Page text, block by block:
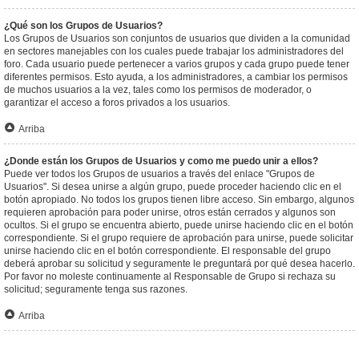
¿Qué son los Grupos de Usuarios?
Los Grupos de Usuarios son conjuntos de usuarios que dividen a la comunidad
en sectores manejables con los cuales puede trabajar los administradores del
foro. Cada usuario puede pertenecer a varios grupos y cada grupo puede tener
diferentes permisos. Esto ayuda, a los administradores, a cambiar los permisos
de muchos usuarios a la vez, tales como los permisos de moderador, o
garantizar el acceso a foros privados a los usuarios.
Arriba
¿Donde están los Grupos de Usuarios y como me puedo unir a ellos?
Puede ver todos los Grupos de usuarios a través del enlace "Grupos de
Usuarios". Si desea unirse a algún grupo, puede proceder haciendo clic en el
botón apropiado. No todos los grupos tienen libre acceso. Sin embargo, algunos
requieren aprobación para poder unirse, otros están cerrados y algunos son
ocultos. Si el grupo se encuentra abierto, puede unirse haciendo clic en el botón
correspondiente. Si el grupo requiere de aprobación para unirse, puede solicitar
unirse haciendo clic en el botón correspondiente. El responsable del grupo
deberá aprobar su solicitud y seguramente le preguntará por qué desea hacerlo.
Por favor no moleste continuamente al Responsable de Grupo si rechaza su
solicitud; seguramente tenga sus razones.
Arriba